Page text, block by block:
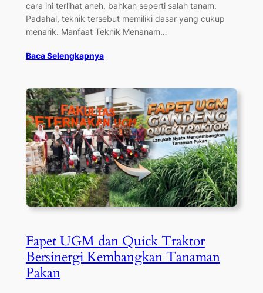
cara ini terlihat aneh, bahkan seperti salah tanam.
Padahal, teknik tersebut memiliki dasar yang cukup
menarik. Manfaat Teknik Menanam…
Baca Selengkapnya
Fapet UGM dan Quick Traktor
Bersinergi Kembangkan Tanaman
Pakan